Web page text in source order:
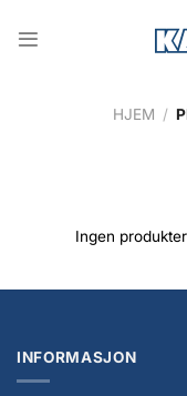
HJEM /
Ingen
INFORMASJON